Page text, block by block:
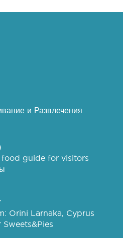
и Развлечения
guide for visitors
Orini Larnaka, Cyprus